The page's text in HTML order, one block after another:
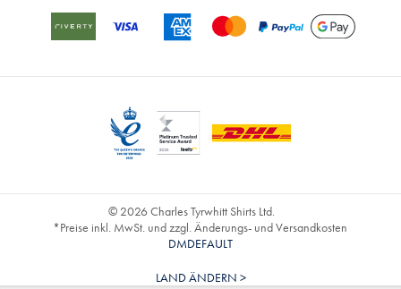
© 2026 Charles Tyrwhitt Shirts Ltd.
*Preise inkl. MwSt. und zzgl. Änderungs- und Versandkosten
DMDEFAULT
LAND ÄNDERN >